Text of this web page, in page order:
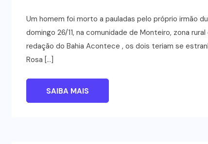
Um homem foi morto a pauladas pelo próprio irmão
domingo 26/11, na comunidade de Monteiro, zona
redação do Bahia Acontece , os dois teriam se
Rosa […]
SAIBA MAIS